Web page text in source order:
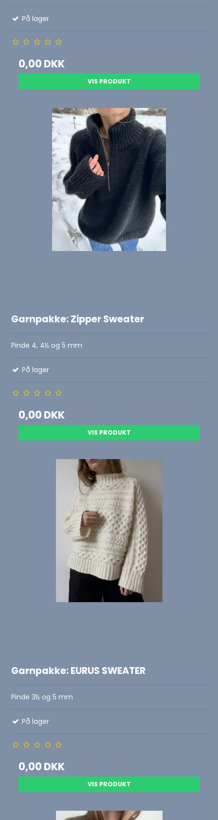
På lager
0,00 DKK
VIS PRODUKT
Garnpakke: Zipper Sweater
Pinde 4, 4½ og 5 mm
På lager
0,00 DKK
VIS PRODUKT
Garnpakke: EURUS SWEATER
Pinde 3½ og 5 mm
På lager
0,00 DKK
VIS PRODUKT